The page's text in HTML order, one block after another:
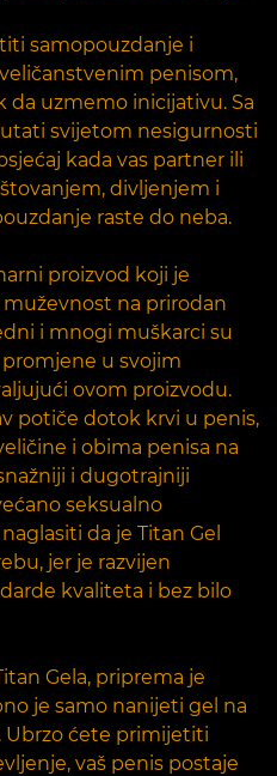
samopouzdanje i
penisom,
da uzmemo inicijativu. Sa
svijetom nesigurnosti
kada vas partner ili
divljenjem i
raste do neba.
proizvod koji je
na prirodan
i mnogi muškarci su
u svojim
ovom proizvodu.
potiče dotok krvi u penis,
i obima penisa na
i dugotrajniji
seksualno
da je Titan Gel
jer je razvijen
kvaliteta i bez bilo
Gela, priprema je
je samo nanijeti gel na
Ubrzo ćete primijetiti
vaš penis postaje